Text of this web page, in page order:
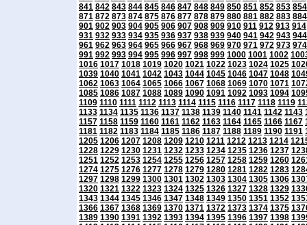
841 842 843 844 845 846 847 848 849 850 851 852 853 854
871 872 873 874 875 876 877 878 879 880 881 882 883 884
901 902 903 904 905 906 907 908 909 910 911 912 913 914
931 932 933 934 935 936 937 938 939 940 941 942 943 944
961 962 963 964 965 966 967 968 969 970 971 972 973 974
991 992 993 994 995 996 997 998 999 1000 1001 1002
1016 1017 1018 1019 1020 1021 1022 1023 1024 1025
1039 1040 1041 1042 1043 1044 1045 1046 1047 1048
1062 1063 1064 1065 1066 1067 1068 1069 1070 1071
1085 1086 1087 1088 1089 1090 1091 1092 1093 1094
1109 1110 1111 1112 1113 1114 1115 1116 1117 1118 1119
1133 1134 1135 1136 1137 1138 1139 1140 1141 1142 1143
1157 1158 1159 1160 1161 1162 1163 1164 1165 1166 1167
1181 1182 1183 1184 1185 1186 1187 1188 1189 1190 1191
1205 1206 1207 1208 1209 1210 1211 1212 1213 1214
1228 1229 1230 1231 1232 1233 1234 1235 1236 1237
1251 1252 1253 1254 1255 1256 1257 1258 1259 1260
1274 1275 1276 1277 1278 1279 1280 1281 1282 1283
1297 1298 1299 1300 1301 1302 1303 1304 1305 1306
1320 1321 1322 1323 1324 1325 1326 1327 1328 1329
1343 1344 1345 1346 1347 1348 1349 1350 1351 1352
1366 1367 1368 1369 1370 1371 1372 1373 1374 1375
1389 1390 1391 1392 1393 1394 1395 1396 1397 1398